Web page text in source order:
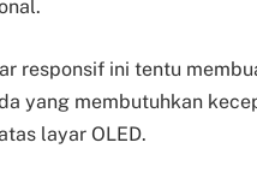
responsif ini tentu
yang membutuhkan
layar OLED.